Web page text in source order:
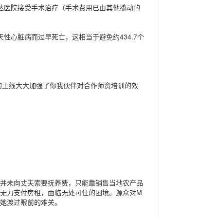
院接受手术治疗（手术费用已由其他撬动的
心脏病而过早死亡，这相当于避免约434.7个
线大大加强了你我伙伴对合作师资培训的效
未向丈夫索要抚养费，只能靠销售当地农产品
力支付房租，面临无处可住的困境。源众对M
渡过眼前的难关。